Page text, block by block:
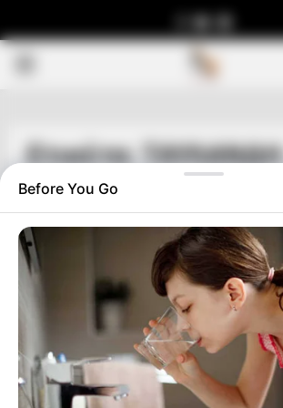
Ετικέτα: ΤΑΥΛΑΝΔΗ
Before You Go